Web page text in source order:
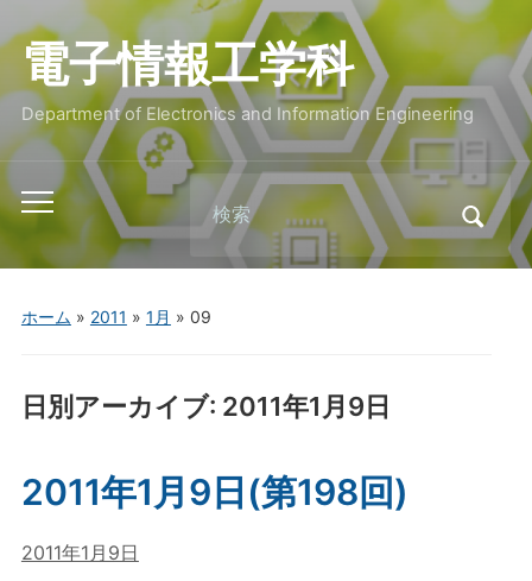
電子情報工学科
Department of Electronics and Information Engineering
Toggle
mobile
menu
Search
for:
ホーム » 2011 » 1月 » 09
日別アーカイブ: 2011年1月9日
2011年1月9日(第198回)
2011年1月9日